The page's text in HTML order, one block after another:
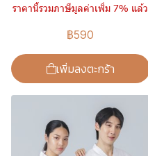
ราคานี้รวมภาษีมูลค่าเพิ่ม 7% แล้ว
฿590
เพิ่มลงตะกร้า